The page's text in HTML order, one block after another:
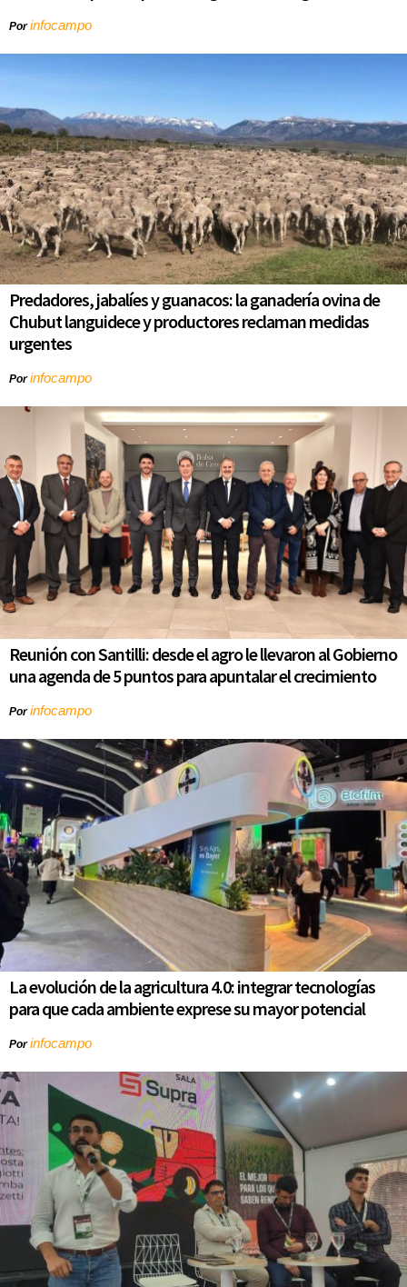
Porinfocampo
Predadores, jabalíes y guanacos: la ganadería ovina de
Chubut languidece y productores reclaman medidas
urgentes
Porinfocampo
Reunión con Santilli: desde el agro le llevaron al Gobierno
una agenda de 5 puntos para apuntalar el crecimiento
Porinfocampo
La evolución de la agricultura 4.0: integrar tecnologías
para que cada ambiente exprese su mayor potencial
Porinfocampo